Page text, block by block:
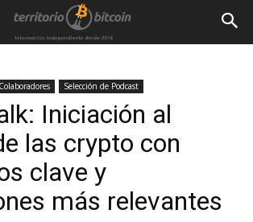
Colaboradores Selección de Podcast
Iniciación al
las crypto con
clave y
más relevantes